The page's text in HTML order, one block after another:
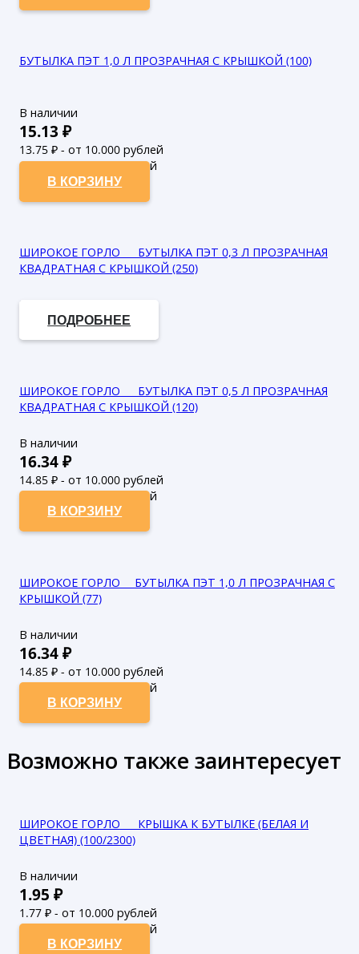
БУТЫЛКА ПЭТ 1,0 Л ПРОЗРАЧНАЯ С КРЫШКОЙ (100)
В наличии
15.13 ₽
13.75 ₽ - от 10.000 рублей
12.5₽ - от 50.000 рублей
В КОРЗИНУ
ШИРОКОЕ ГОРЛО___ БУТЫЛКА ПЭТ 0,3 Л ПРОЗРАЧНАЯ
КВАДРАТНАЯ С КРЫШКОЙ (250)
В наличии
ПОДРОБНЕЕ
ШИРОКОЕ ГОРЛО___ БУТЫЛКА ПЭТ 0,5 Л ПРОЗРАЧНАЯ
КВАДРАТНАЯ С КРЫШКОЙ (120)
В наличии
16.34₽
14.85 ₽ - от 10.000 рублей
13.5₽ - от 50.000 рублей
В КОРЗИНУ
ШИРОКОЕ ГОРЛО___БУТЫЛКА ПЭТ 1,0 Л ПРОЗРАЧНАЯ С
КРЫШКОЙ (77)
В наличии
16.34₽
14.85 ₽ - от 10.000 рублей
13.5₽ - от 50.000 рублей
В КОРЗИНУ
Возможно также заинтересует
ШИРОКОЕ ГОРЛО___ КРЫШКА К БУТЫЛКЕ (БЕЛАЯ И
ЦВЕТНАЯ) (100/2300)
В наличии
1.95 ₽
1.77 ₽ - от 10.000 рублей
1.61₽ - от 50.000 рублей
В КОРЗИНУ